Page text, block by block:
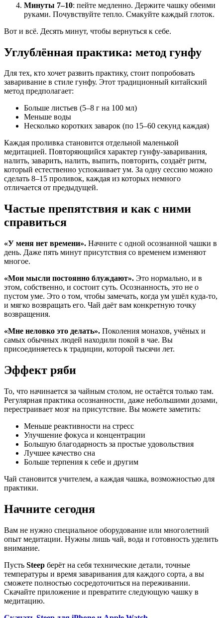
Минуты 7–10: пейте медленно. Держите чашку обеими
руками. Почувствуйте тепло. Смакуйте каждый глоток.
Вот и всё. Десять минут, чтобы вернуться к себе.
Углублённая практика: метод гунфу
Для тех, кто хочет развить практику, стоит попробовать
заваривание в стиле гунфу. Этот традиционный китайский
метод предполагает:
Больше листьев (5–8 г на 100 мл)
Меньше воды
Несколько коротких заварок (по 15–60 секунд каждая)
Каждая проливка становится отдельной маленькой
медитацией. Повторяющийся характер гунфу-заваривания,
налить, заварить, налить, выпить, повторить, создаёт ритм,
который естественно успокаивает ум. За одну сессию можно
сделать 8–15 проливок, каждая из которых немного
отличается от предыдущей.
Частые препятствия и как с ними
справиться
«У меня нет времени». Начните с одной осознанной чашки в
день. Даже пять минут присутствия со временем изменяют
многое.
«Мои мысли постоянно блуждают». Это нормально, и в
этом, собственно, и состоит суть. Осознанность, это не о
пустом уме. Это о том, чтобы замечать, когда ум ушёл куда-то,
и мягко возвращать его. Чай даёт вам конкретную точку
возвращения.
«Мне неловко это делать». Поколения монахов, учёных и
самых обычных людей находили покой в чае. Вы
присоединяетесь к традиции, которой тысячи лет.
Эффект ряби
То, что начинается за чайным столом, не остаётся только там.
Регулярная практика осознанности, даже небольшими дозами,
перестраивает мозг на присутствие. Вы можете заметить:
Меньше реактивности на стресс
Улучшение фокуса и концентрации
Большую благодарность за простые удовольствия
Лучшее качество сна
Больше терпения к себе и другим
Чай становится учителем, а каждая чашка, возможностью для
практики.
Начните сегодня
Вам не нужно специальное оборудование или многолетний
опыт медитации. Нужны лишь чай, вода и готовность уделить
внимание.
Пусть Steep берёт на себя технические детали, точные
температуры и время заваривания для каждого сорта, а вы
сможете полностью сосредоточиться на переживании.
Скачайте приложение и превратите следующую чашку в
медитацию.